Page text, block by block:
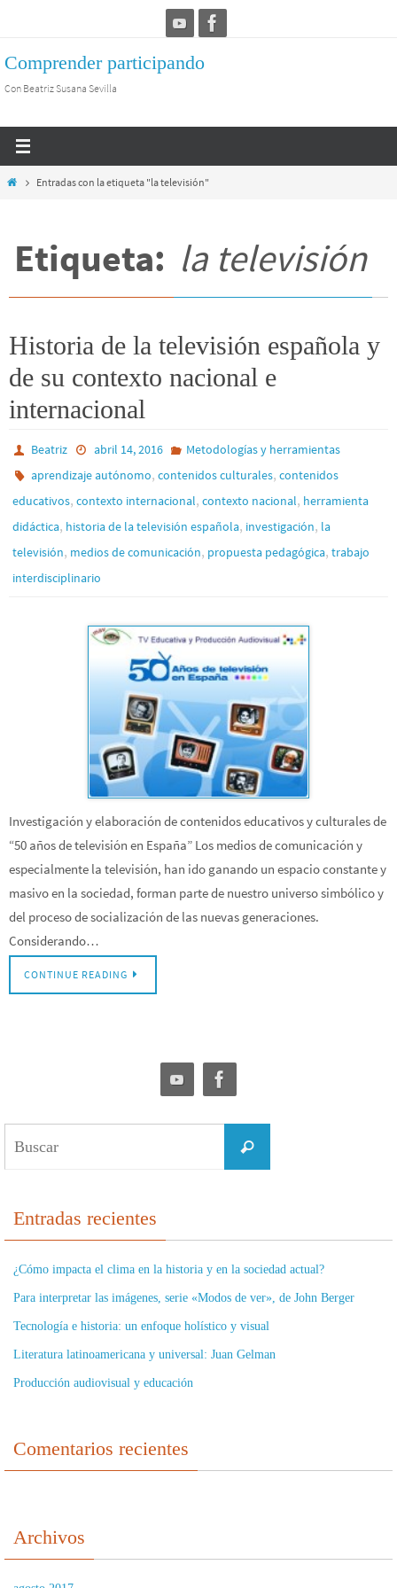
contenido
Comprender participando
Con Beatriz Susana Sevilla
InicioEntradas con la etiqueta "la televisión"
Etiqueta: la televisión
Historia de la televisión española y
de su contexto nacional e
internacional
Beatriz abril 14, 2016
Metodologías y herramientas
aprendizaje autónomo,contenidos culturales,contenidos
educativos, contexto internacional, contexto nacional, herramienta
didáctica, historia de la televisión española, investigación, la
televisión, medios de comunicación, propuesta pedagógica, trabajo
interdisciplinario
Investigación y elaboración de contenidos educativos y culturales de
“50 años de televisión en España” Los medios de comunicación y
especialmente la televisión, han ido ganando un espacio constante y
masivo en la sociedad, forman parte de nuestro universo simbólico y
del proceso de socialización de las nuevas generaciones.
Considerando…
CONTINUE READING
Buscar
Entradas recientes
¿Cómo impacta el clima en la historia y en la sociedad actual?
Para interpretar las imágenes, serie «Modos de ver», de John Berger
Tecnología e historia: un enfoque holístico y visual
Literatura latinoamericana y universal: Juan Gelman
Producción audiovisual y educación
Comentarios recientes
Archivos